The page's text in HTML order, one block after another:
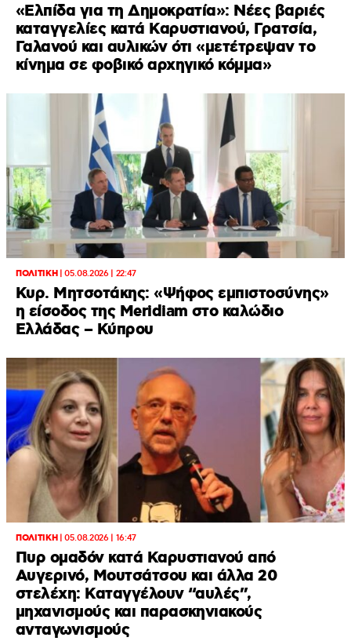
«Ελπίδα για τη Δημοκρατία»: Νέες βαριές
καταγγελίες κατά Καρυστιανού, Γρατσία,
Γαλανού και αυλικών ότι «μετέτρεψαν το
κίνημα σε φοβικό αρχηγικό κόμμα»
ΠΟΛΙΤΙΚΗ|05.08.2026 | 22:47
Κυρ. Μητσοτάκης: «Ψήφος εμπιστοσύνης»
η είσοδος της Meridiam στο καλώδιο
Ελλάδας – Κύπρου
ΠΟΛΙΤΙΚΗ|05.08.2026 | 16:47
Πυρ ομαδόν κατά Καρυστιανού από
Αυγερινό, Μουτσάτσου και άλλα 20
στελέχη: Καταγγέλουν “αυλές”,
μηχανισμούς και παρασκηνιακούς
ανταγωνισμούς